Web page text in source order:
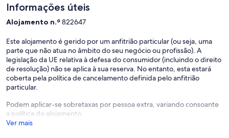
em Alvôr:
1-Cantinho dos Avós (4 cama villa com piscina privada) - http: //
2-Casa São Pedro (moradia dividida em 2 apartamentos
independentes) - http: // www. férias-aluguéis. co. uk / p822647
3-Casa Joana (4 cama villa com piscina privada) - http: // www.
férias-aluguéis. co. uk / p822268
4-Apt Sofia (apartamento T2 em um complexo privado) - http: //
www. férias-aluguéis. co. pt / Portugal / Algarve / apartamento-
5-Maria Teresa e Zé (1 apartamento cama em um complexo privado)
- http: // www. homelidays. com / alvor / appartement218153fr1.
htm
Informações úteis
Alojamento n.º822647
Este alojamento é gerido por um anfitrião particular (ou seja, uma
parte que não atua no âmbito do seu negócio ou profissão). A
legislação da UE relativa à defesa do consumidor (incluindo o direito
de resolução) não se aplica à sua reserva. No entanto, esta estará
coberta pela política de cancelamento definida pelo anfitrião
particular.
Podem aplicar-se sobretaxas por pessoa extra, variando consoante
a política do alojamento.
Ver mais